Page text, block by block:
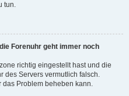
tun.
Forenuhr geht immer noch
richtig eingestellt hast und die
des Servers vermutlich falsch.
das Problem beheben kann.